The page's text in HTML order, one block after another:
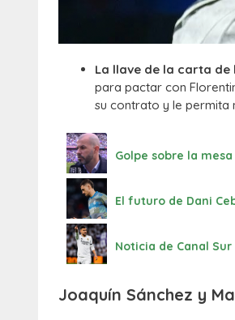
La llave de la carta de
para pactar con
su contrato y le permita
Golpe sobre la
El futuro de Dani
Noticia de Canal
Joaquín Sánchez y